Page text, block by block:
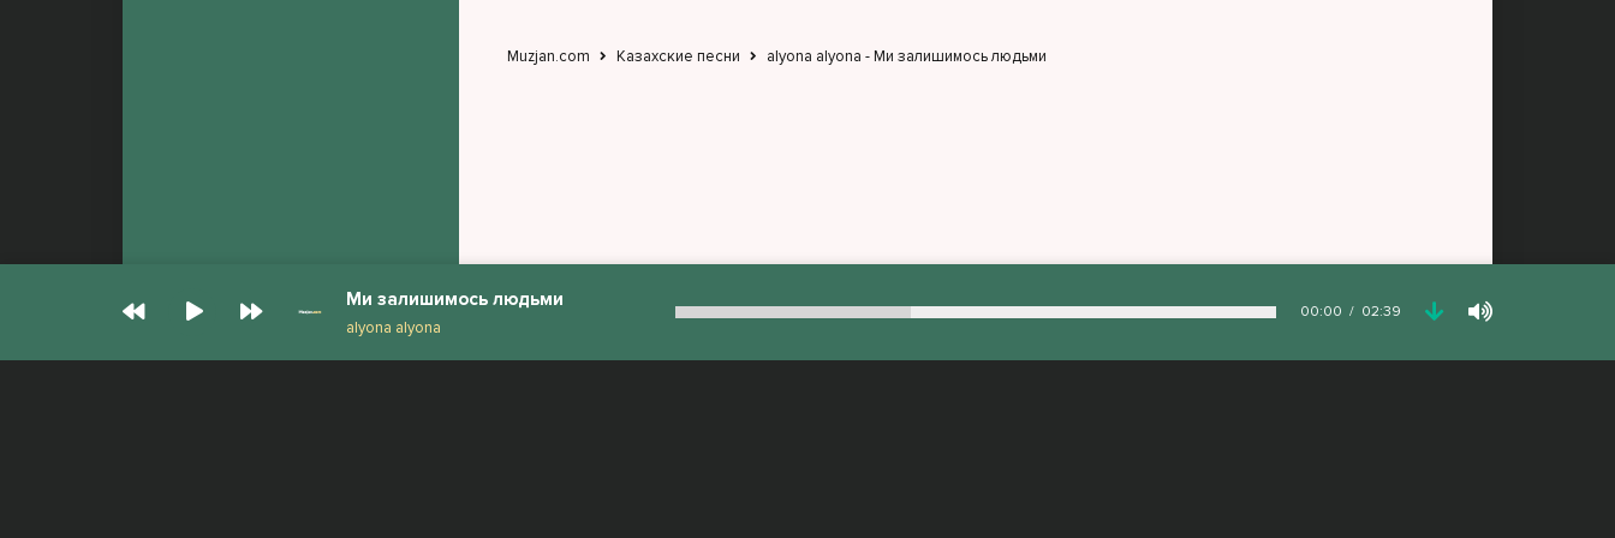
Muzjan.com Казахские песни alyona alyona - Ми залишимось людьми
Ми залишимось людьми
alyona alyona
00:00 02:39